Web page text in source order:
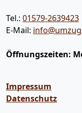
Tel.: 01579-2639423
E-Mail:
Öffnungszeiten:
Impressum
Datenschutz